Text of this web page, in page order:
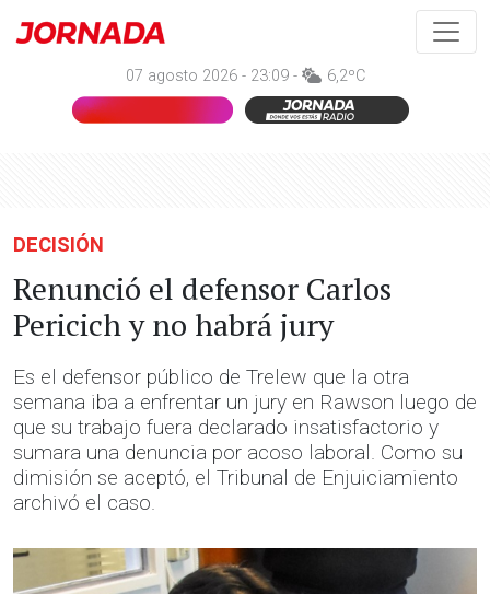
07 agosto 2026 - 23:09 - 6,2ºC
DECISIÓN
Renunció el defensor Carlos
Pericich y no habrá jury
Es el defensor público de Trelew que la otra
semana iba a enfrentar un jury en Rawson luego de
que su trabajo fuera declarado insatisfactorio y
sumara una denuncia por acoso laboral. Como su
dimisión se aceptó, el Tribunal de Enjuiciamiento
archivó el caso.